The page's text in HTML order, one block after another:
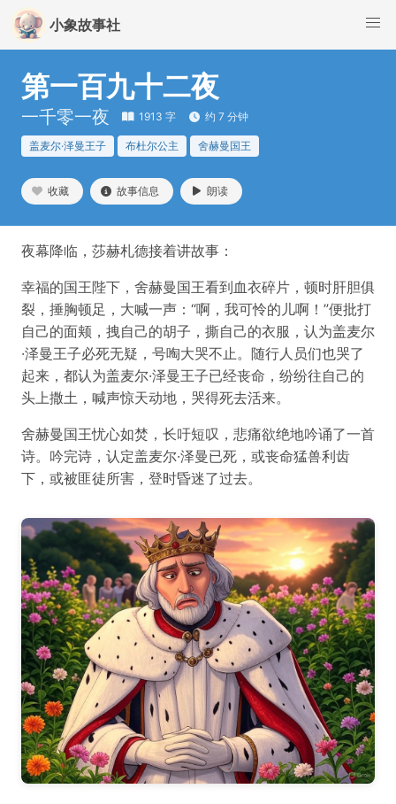
小象故事社
第一百九十二夜
一千零一夜 1913 字 约 7 分钟
盖麦尔·泽曼王子 布杜尔公主 舍赫曼国王
收藏 故事信息 朗读
夜幕降临，莎赫札德接着讲故事：
幸福的国王陛下，舍赫曼国王看到血衣碎片，顿时肝胆俱
裂，捶胸顿足，大喊一声：“啊，我可怜的儿啊！”便批打
自己的面颊，拽自己的胡子，撕自己的衣服，认为盖麦尔
·泽曼王子必死无疑，号啕大哭不止。随行人员们也哭了
起来，都认为盖麦尔·泽曼王子已经丧命，纷纷往自己的
头上撒土，喊声惊天动地，哭得死去活来。
舍赫曼国王忧心如焚，长吁短叹，悲痛欲绝地吟诵了一首
诗。吟完诗，认定盖麦尔·泽曼已死，或丧命猛兽利齿
下，或被匪徒所害，登时昏迷了过去。